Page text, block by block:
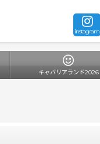
instagram
キャバリアランド2026